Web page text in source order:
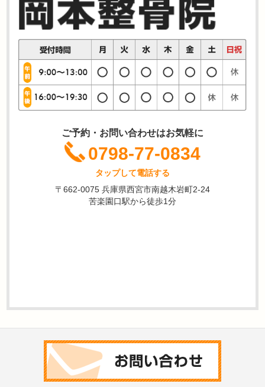
ご予約・お問い合わせはお気軽に
0798-77-0834
タップして電話する
〒662-0075 兵庫県西宮市南越木岩町2-24
苦楽園口駅から徒歩1分